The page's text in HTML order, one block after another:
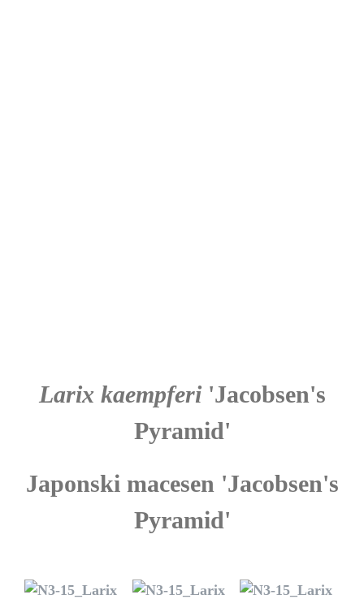
Larix kaempferi 'Jacobsen's
Pyramid'
Japonski macesen 'Jacobsen's
Pyramid'